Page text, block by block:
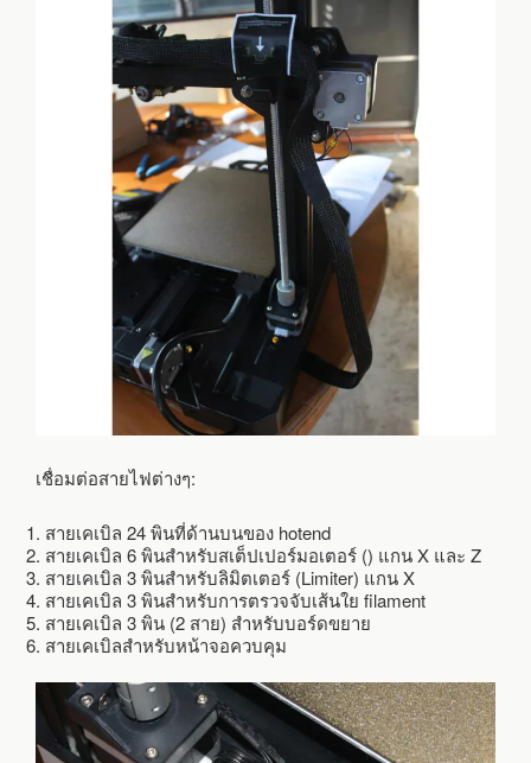
เชื่อมต่อสายไฟต่างๆ:
สายเคเบิล 24 พินที่ด้านบนของ hotend
สายเคเบิล 6 พินสำหรับสเต็ปเปอร์มอเตอร์ () แกน X และ Z
สายเคเบิล 3 พินสำหรับลิมิตเตอร์ (Limiter) แกน X
สายเคเบิล 3 พินสำหรับการตรวจจับเส้นใย filament
สายเคเบิล 3 พิน (2 สาย) สำหรับบอร์ดขยาย
สายเคเบิลสำหรับหน้าจอควบคุม